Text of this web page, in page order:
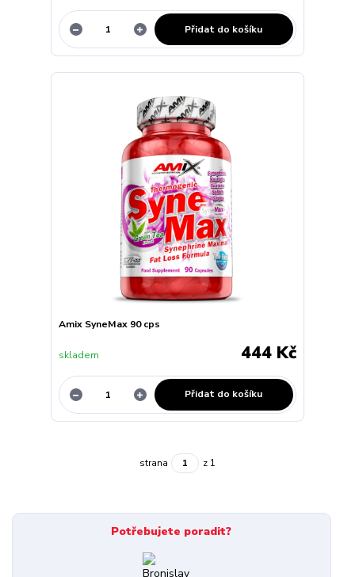
Přidat do košíku
Amix SyneMax 90 cps
444 Kč
skladem
Přidat do košíku
strana z 1
Potřebujete poradit?